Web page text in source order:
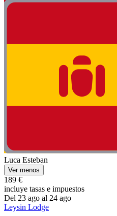
Luca Esteban
Ver menos
189 €
incluye tasas e impuestos
Del 23 ago al 24 ago
Leysin Lodge